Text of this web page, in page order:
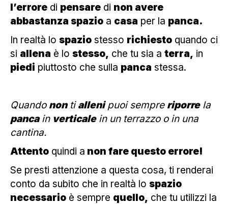
l’errore di pensare di non avere
abbastanza spazio a casa per la panca.
In realtà lo spazio stesso richiesto quando ci
si allena è lo stesso, che tu sia a terra, in
piedi piuttosto che sulla panca stessa.
Quando nontiallenipuoi sempre riporrela
pancain verticalein un terrazzo o in una
cantina.
Attento quindi a non fare questo errore!
Se presti attenzione a questa cosa, ti renderai
conto da subito che in realtà lo spazio
necessario è sempre quello, che tu utilizzi la